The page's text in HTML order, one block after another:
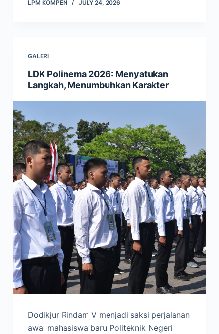
LPM KOMPEN JULY 24, 2026
GALERI
LDK Polinema 2026: Menyatukan
Langkah, Menumbuhkan Karakter
Dodikjur Rindam V menjadi saksi perjalanan
awal mahasiswa baru Politeknik Negeri